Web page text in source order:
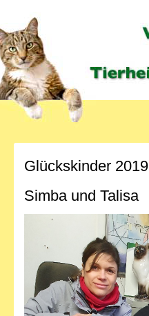
Glückskinder 2019
Simba und Talisa